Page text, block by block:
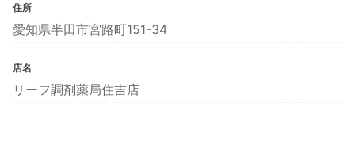
住所
愛知県半田市宮路町151-34
店名
リーフ調剤薬局住吉店